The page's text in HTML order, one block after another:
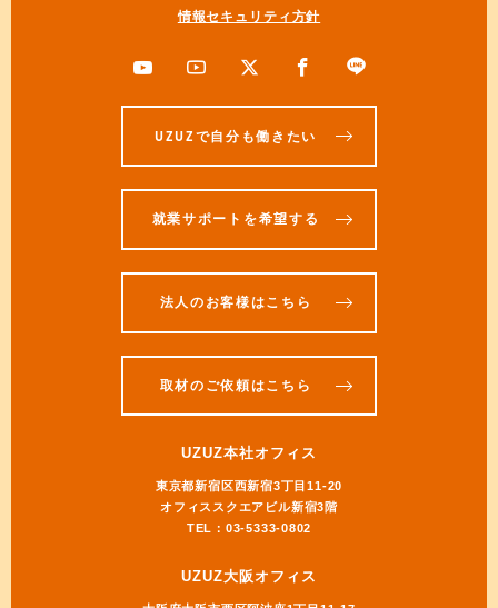
情報セキュリティ方針
UZUZで自分も働きたい
就業サポートを希望する
法人のお客様はこちら
取材のご依頼はこちら
UZUZ本社オフィス
東京都新宿区西新宿3丁目11-20
オフィススクエアビル新宿3階
TEL：03-5333-0802
UZUZ大阪オフィス